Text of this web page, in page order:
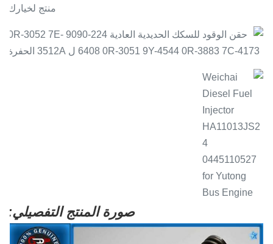
منتج لخيارك
صورة المنتج التفصيلي: